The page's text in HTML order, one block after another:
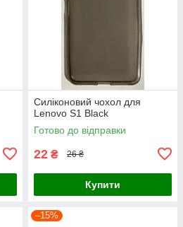
Силіконовий чохол для
Lenovo S1 Black
Готово до відправки
22 ₴ 26 ₴
Купити
–15%